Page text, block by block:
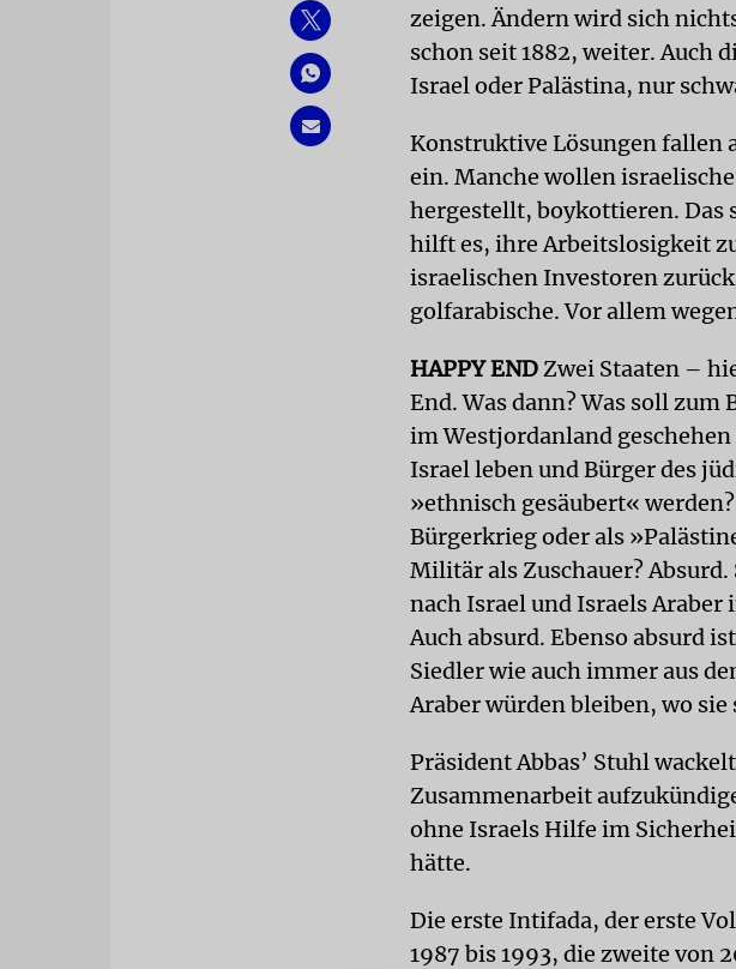
zeigen. Ändern wird sich
schon seit 1882, weiter. Auch
Israel oder Palästina, nur
Konstruktive Lösungen fallen
ein. Manche wollen
hergestellt, boykottieren. Das
hilft es, ihre Arbeitslosigkeit
israelischen Investoren
golfarabische. Vor allem
HAPPY ENDZwei Staaten –
End. Was dann? Was soll
im Westjordanland
Israel leben und Bürger des
»ethnisch gesäubert«
Bürgerkrieg oder als
Militär als Zuschauer?
nach Israel und Israels
Auch absurd. Ebenso absurd
Siedler wie auch immer aus
Araber würden bleiben, wo
Präsident Abbas’ Stuhl
Zusammenarbeit
ohne Israels Hilfe im
hätte.
Die erste Intifada, der erste
1987 bis 1993, die zweite von